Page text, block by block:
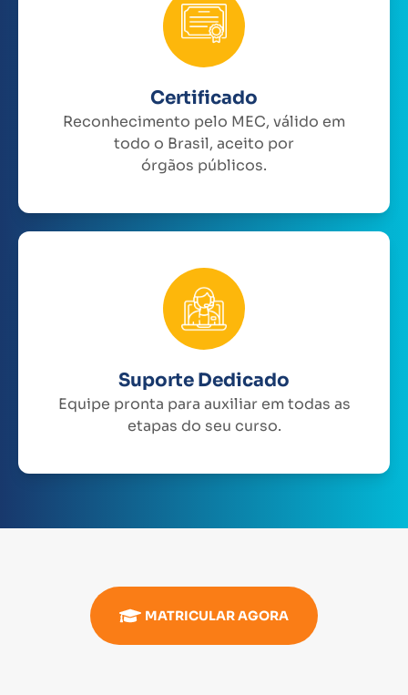
Certificado
Reconhecimento pelo MEC, válido em
todo o Brasil, aceito por
órgãos públicos.
Suporte Dedicado
Equipe pronta para auxiliar em todas as
etapas do seu curso.
MATRICULAR AGORA